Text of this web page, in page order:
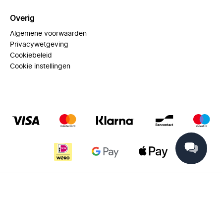
Overig
Algemene voorwaarden
Privacywetgeving
Cookiebeleid
Cookie instellingen